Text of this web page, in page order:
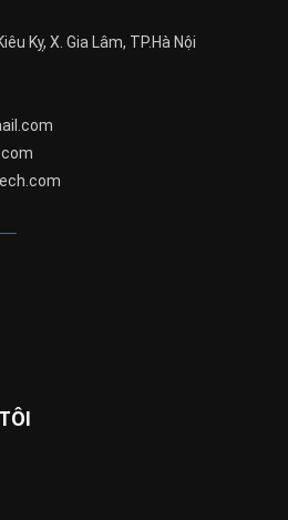
Kỵ, X. Gia Lâm, TP.Hà Nội